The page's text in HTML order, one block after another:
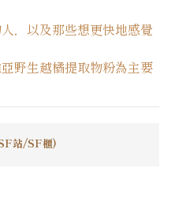
，以及那些想更快地感覺
野生越橘提取物粉為主要
站/SF櫃)